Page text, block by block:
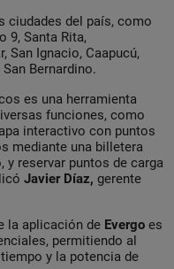
ciudades del país, como
9, Santa Rita,
San Ignacio, Caapucú,
Bernardino.
es una herramienta
funciones, como
interactivo con puntos
mediante una billetera
reservar puntos de carga
Javier Díaz, gerente
la aplicación de Evergo es
permitiendo al
y la potencia de